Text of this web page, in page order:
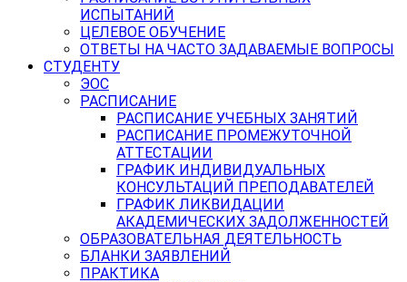
ИСПЫТАНИЙ
ЦЕЛЕВОЕ ОБУЧЕНИЕ
ОТВЕТЫ НА ЧАСТО ЗАДАВАЕМЫЕ ВОПРОСЫ
СТУДЕНТУ
ЭОС
РАСПИСАНИЕ
РАСПИСАНИЕ УЧЕБНЫХ ЗАНЯТИЙ
РАСПИСАНИЕ ПРОМЕЖУТОЧНОЙ
АТТЕСТАЦИИ
ГРАФИК ИНДИВИДУАЛЬНЫХ
КОНСУЛЬТАЦИЙ ПРЕПОДАВАТЕЛЕЙ
ГРАФИК ЛИКВИДАЦИИ
АКАДЕМИЧЕСКИХ ЗАДОЛЖЕННОСТЕЙ
ОБРАЗОВАТЕЛЬНАЯ ДЕЯТЕЛЬНОСТЬ
БЛАНКИ ЗАЯВЛЕНИЙ
ПРАКТИКА